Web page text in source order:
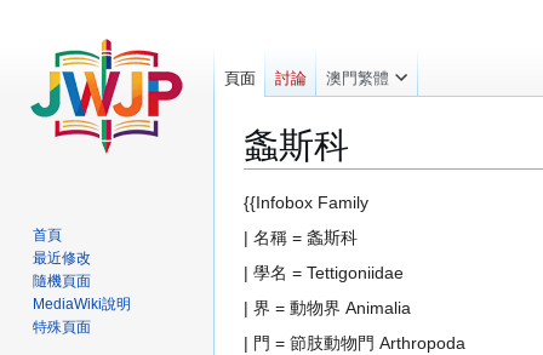
螽斯科
跳
至
覽
跳
至
尋
{{Infobox Family
| 名稱 = 螽斯科
| 學名 = Tettigoniidae
| 界 = 動物界 Animalia
| 門 = 節肢動物門 Arthropoda
頁面 討論 澳門繁體
首頁
最近修改
隨機頁面
MediaWiki說明
特殊頁面